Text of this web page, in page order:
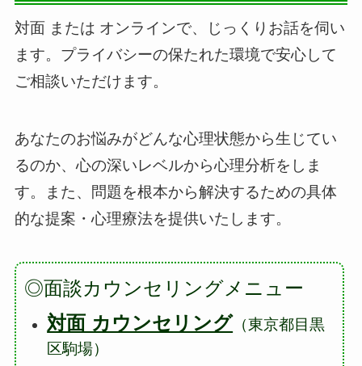
対面 または オンラインで、じっくりお話を伺い
ます。プライバシーの保たれた環境で安心して
ご相談いただけます。
あなたのお悩みがどんな心理状態から生じてい
るのか、心の深いレベルから心理分析をしま
す。また、問題を根本から解決するための具体
的な提案・心理療法を提供いたします。
◎面談カウンセリングメニュー
対面 カウンセリング （東京都目黒
区駒場）